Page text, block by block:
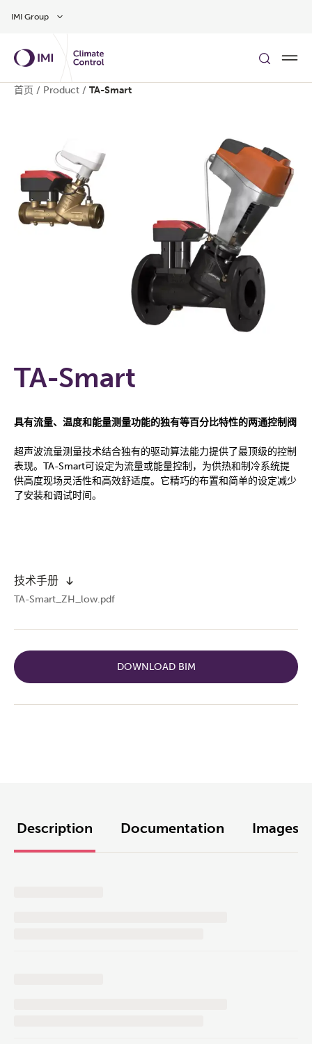
IMI Group
首页 / Product / TA-Smart
TA-Smart
具有流量、温度和能量测量功能的独有等百分比特性的两通控制阀
超声波流量测量技术结合独有的驱动算法能力提供了最顶级的控制
表现。TA-Smart可设定为流量或能量控制，为供热和制冷系统提
供高度现场灵活性和高效舒适度。它精巧的布置和简单的设定减少
了安装和调试时间。
技术手册
TA-Smart_ZH_low.pdf
DOWNLOAD BIM
Description Documentation Images